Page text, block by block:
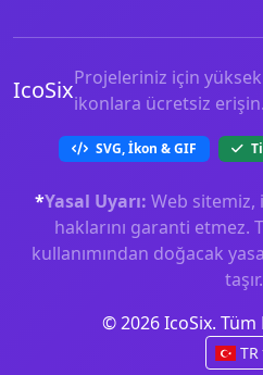
IcoSixProjeleriniz için
ikonlara ücretsiz erişin.
SVG, İkon & GIF
*Yasal Uyarı: Web
haklarını garanti etmez.
kullanımından doğacak
taşır.
© 2026 IcoSix. Tüm
TR